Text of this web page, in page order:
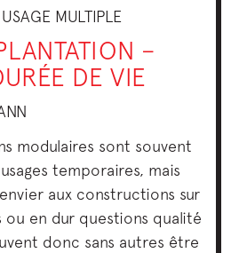
USAGE MULTIPLE
–
DE VIE
modulaires sont souvent
temporaires, mais
aux constructions sur
en dur questions qualité
donc sans autres être